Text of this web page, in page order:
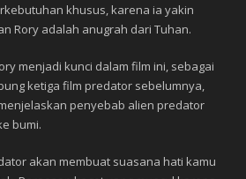
khusus, karena ia yakin
Rory adalah anugrah dari Tuhan.
menjadi kunci dalam film ini, sebagai
ketiga film predator sebelumnya,
penyebab alien predator
bumi.
akan membuat suasana hati kamu